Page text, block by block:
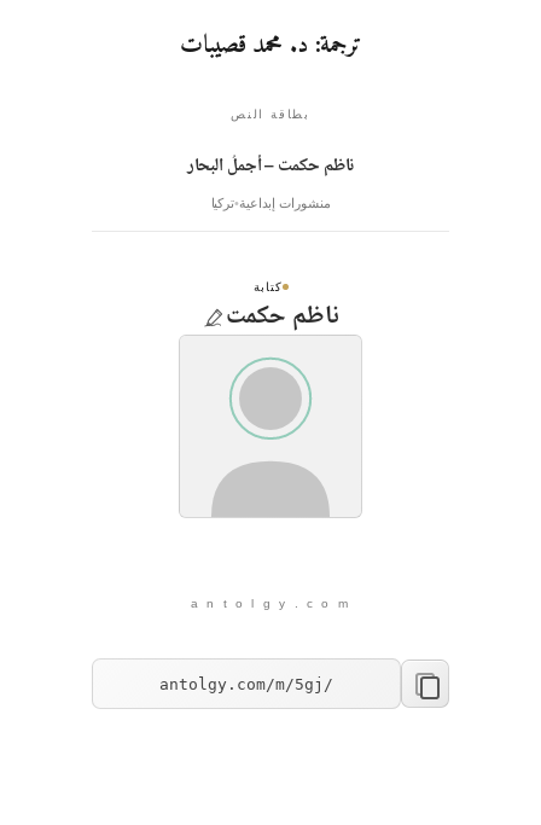
ترجمة: د. محمد قصيبات
بطاقة النص
ناظم حكمت – أجملُ البحار
منشورات إبداعية تركيا
كتابة
ناظم حكمت
a n t o l g y . c o m